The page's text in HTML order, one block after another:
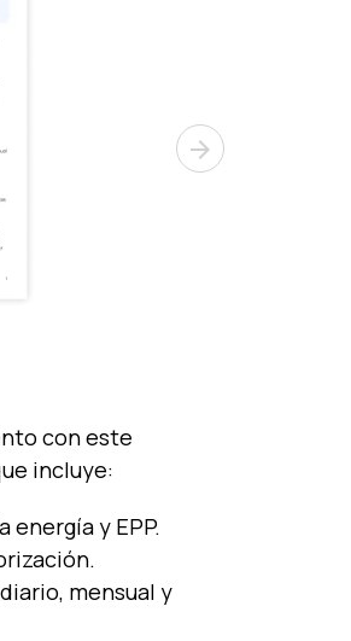
arrow_forward
con este
incluye:
energía y EPP.
mensual y